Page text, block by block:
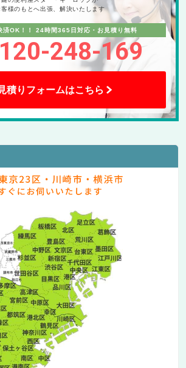
客様のもとへ出張、解決いたします
済OK！！ 24時間365日対応・お見積り無料
248-169
積りフォームはこちら